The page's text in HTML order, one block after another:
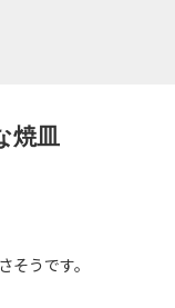
焼皿
そうです。